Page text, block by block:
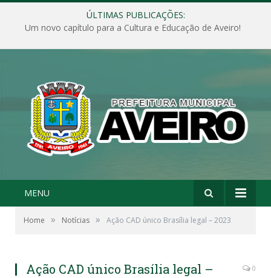
ÚLTIMAS PUBLICAÇÕES:
Um novo capítulo para a Cultura e Educação de Aveiro!
MENU
Home » Notícias » Ação CAD único Brasília legal – 2023
Ação CAD único Brasília legal –
0